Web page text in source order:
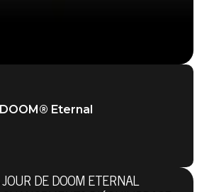
DOOM® Eternal
DE DOOM ETERNAL